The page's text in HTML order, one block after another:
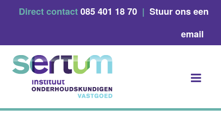
Direct contact085 401 18 70 | Stuur ons een
email